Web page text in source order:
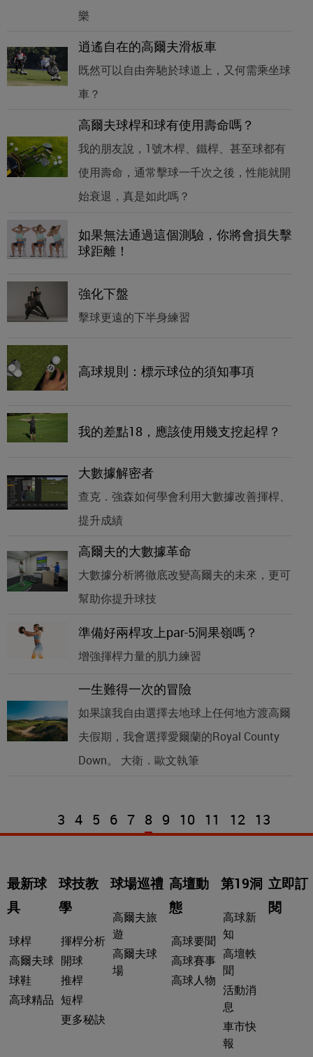
樂
逍遙自在的高爾夫滑板車
既然可以自由奔馳於球道上，又何需乘坐球
車？
高爾夫球桿和球有使用壽命嗎？
我的朋友說，1號木桿、鐵桿、甚至球都有
使用壽命，通常擊球一千次之後，性能就開
始衰退，真是如此嗎？
如果無法通過這個測驗，你將會損失擊
球距離！
強化下盤
擊球更遠的下半身練習
高球規則：標示球位的須知事項
我的差點18，應該使用幾支挖起桿？
大數據解密者
查克．強森如何學會利用大數據改善揮桿、
提升成績
高爾夫的大數據革命
大數據分析將徹底改變高爾夫的未來，更可
幫助你提升球技
準備好兩桿攻上par-5洞果嶺嗎？
增強揮桿力量的肌力練習
一生難得一次的冒險
如果讓我自由選擇去地球上任何地方渡高爾
夫假期，我會選擇愛爾蘭的Royal County
Down。 大衛．歐文執筆
3 4 5 6 7 8 9 10 11 12 13
最新球
具
球桿
高爾夫球
球鞋
高球精品
球技教
學
揮桿分析
開球
推桿
短桿
更多秘訣
球場巡禮
高爾夫旅
遊
高爾夫球
場
高壇動
態
高球要聞
高球賽事
高球人物
第19洞
高球新
知
高壇軼
聞
活動消
息
車市快
報
立即訂
閱